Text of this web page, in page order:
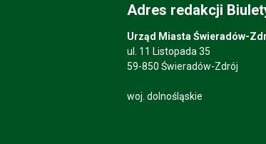
Adres redakcji
Urząd Miasta Świeradów-
ul. 11 Listopada 35
59-850 Świeradów-Zdrój
woj. dolnośląskie